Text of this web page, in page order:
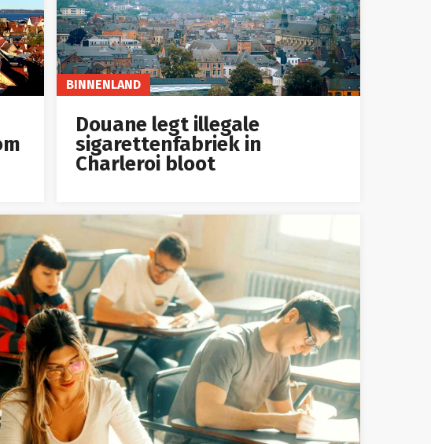
BINNENLAND
Douane legt illegale
sigarettenfabriek in
Charleroi bloot